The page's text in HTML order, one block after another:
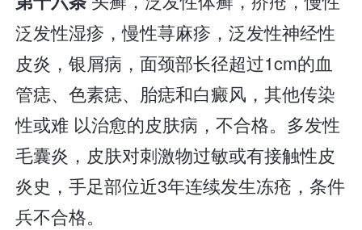
泛发性湿疹，慢性荨麻疹，泛发性神经性
皮炎，银屑病，面颈部长径超过1cm的血
管痣、色素痣、胎痣和白癜风，其他传染
性或难 以治愈的皮肤病，不合格。多发性
毛囊炎，皮肤对刺激物过敏或有接触性皮
炎史，手足部位近3年连续发生冻疮，条件
兵不合格。